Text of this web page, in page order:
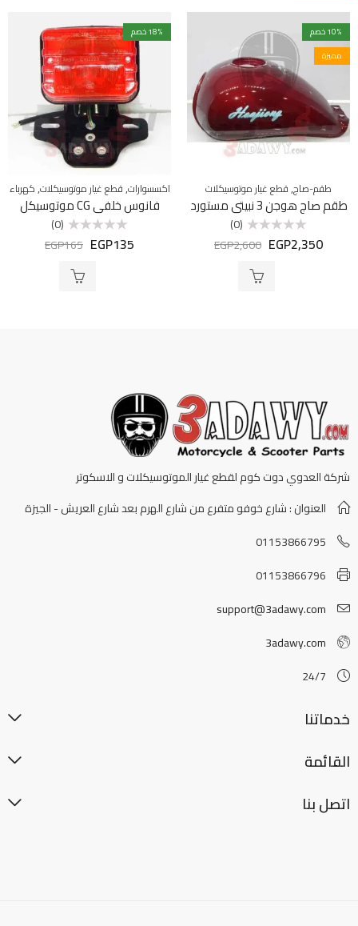
10% خصم
مميزة
طقم-صاج,قطع غيار موتوسيكلات
طقم صاج هوجن 3 نبيتى مستورد
التقييم
(0)
EGP2,350
EGP2,600
18% خصم
اكسسوارات,قطع غيار موتوسيكلات,كهرباء
فانوس خلفي CG موتوسيكل
التقييم
(0)
EGP135
EGP165
شركة العدوي دوت كوم لقطع غيار الموتوسيكلات و الاسكوتر
العنوان : شارع خوفو متفرع من شارع الهرم بعد شارع العريش - الجيزة
01153866795
01153866796
support@3adawy.com
3adawy.com
24/7
خدماتنا
القائمة
اتصل بنا